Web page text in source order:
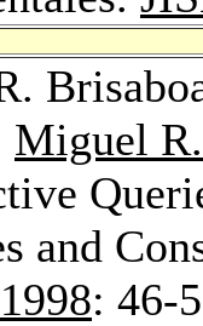
Miguel
and
: 46-